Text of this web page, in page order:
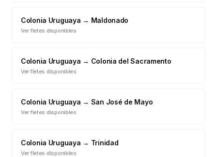
Colonia Uruguaya → Maldonado
Ver fletes disponibles
Colonia Uruguaya → Colonia del Sacramento
Ver fletes disponibles
Colonia Uruguaya → San José de Mayo
Ver fletes disponibles
Colonia Uruguaya → Trinidad
Ver fletes disponibles